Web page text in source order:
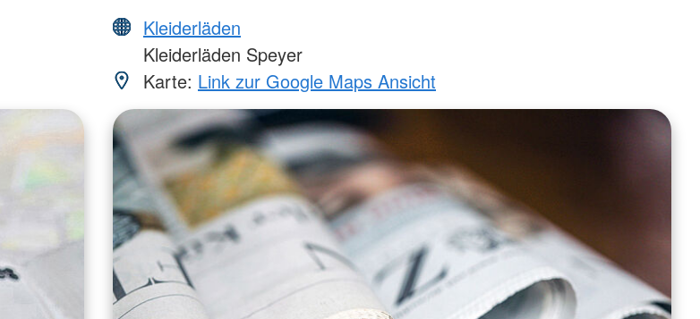
Kleiderläden
Kleiderläden Speyer
Karte: Link zur Google Maps Ansicht